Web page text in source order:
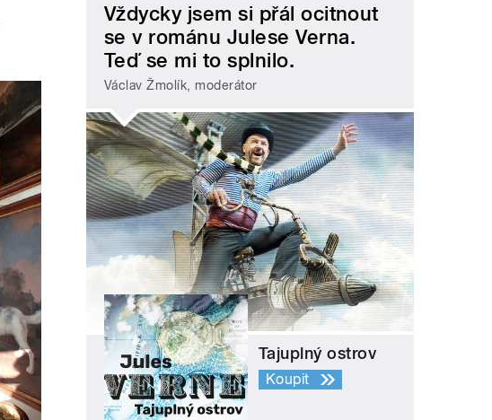
Vždycky jsem si přál ocitnout
se v románu Julese Verna.
Teď se mi to splnilo.
Václav Žmolík, moderátor
Tajuplný ostrov
Koupit